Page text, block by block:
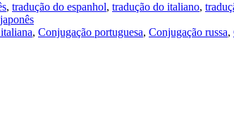
, tradução do espanhol, tradução do italiano,
, Conjugação portuguesa, Conjugação russa,